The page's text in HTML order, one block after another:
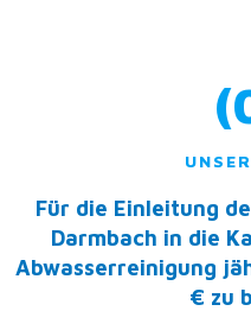
Für die Einleitung
Darmbach in die
Abwasserreinigung
€ zu